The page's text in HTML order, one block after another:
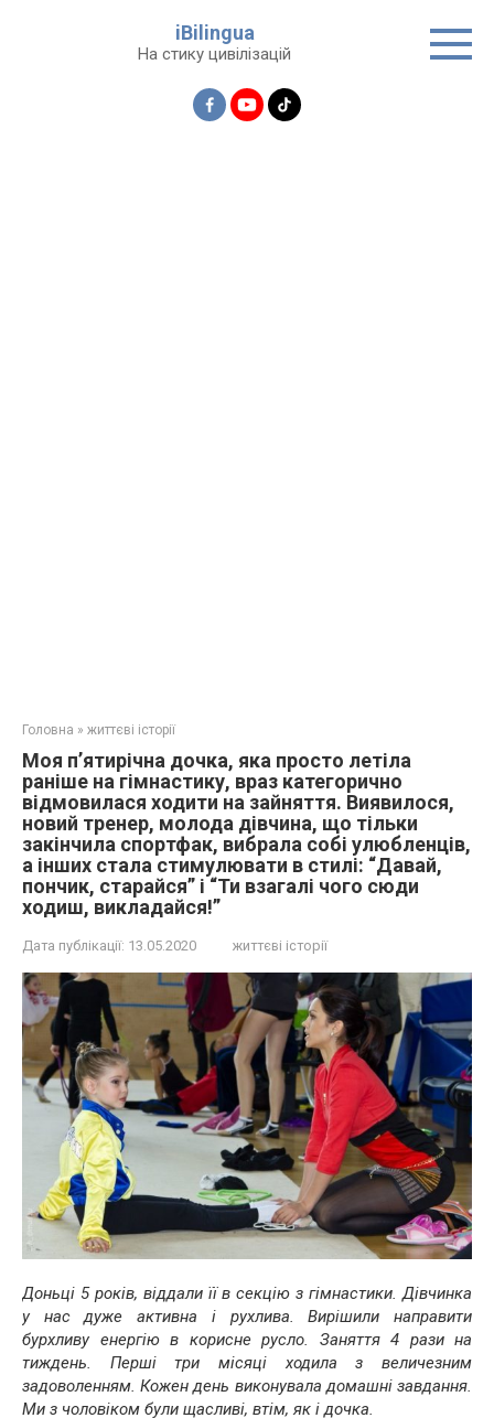
iBilingua
На стику цивілізацій
Головна » життєві історії
Моя п’ятирічна дочка, яка просто летіла
раніше на гімнастику, враз категорично
відмовилася ходити на зайняття. Виявилося,
новий тренер, молода дівчина, що тільки
закінчила спортфак, вибрала собі улюбленців,
а інших стала стимулювати в стилі: “Давай,
пончик, старайся” і “Ти взагалі чого сюди
ходиш, викладайся!”
Дата публікації: 13.05.2020 життєві історії
Доньці 5 років, віддали її в секцію з гімнастики. Дівчинка
у нас дуже активна і рухлива. Вирішили направити
бурхливу енергію в корисне русло. Заняття 4 рази на
тиждень. Перші три місяці ходила з величезним
задоволенням. Кожен день виконувала домашні завдання.
Ми з чоловіком були щасливі, втім, як і дочка.